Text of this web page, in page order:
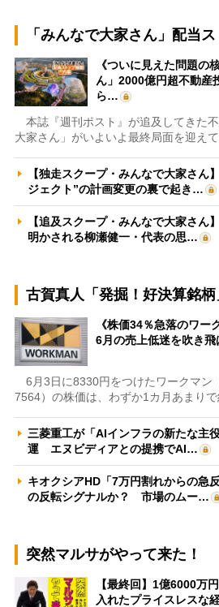
「みんなで大家さん」配当
《ついに見えた問題の
ん」2000億円超不動産
ら…
本誌『週刊ポスト』が追及してきた
大家さん」がいよいよ最終局面を迎え
【独走スクープ・みんなで大家さん
ジェクト”の計画変更の裏で起き…
【追及スクープ・みんなで大家さん
明かされる柳瀬健一・代表の思…
古賀真人「発掘！好決算銘柄
《株価34％急落のワー
6月の売上低迷を吹き
6月3日に8330円をつけたワークマン
7564）の株価は、わずか1カ月あまり
三菱重工が「AIインフラの新たな主
運 エヌビディアとの提携でAI…
キオクシアHD「7万円割れからの急
の反転シグナルか？ 市場のムー…
突然マルサがやって来た！
【最終回】1億6000万
入れたプライスレスな